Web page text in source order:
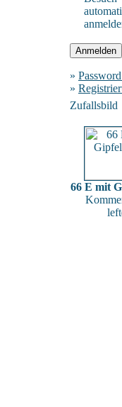
»
»
Zufallsbild
66 E mit